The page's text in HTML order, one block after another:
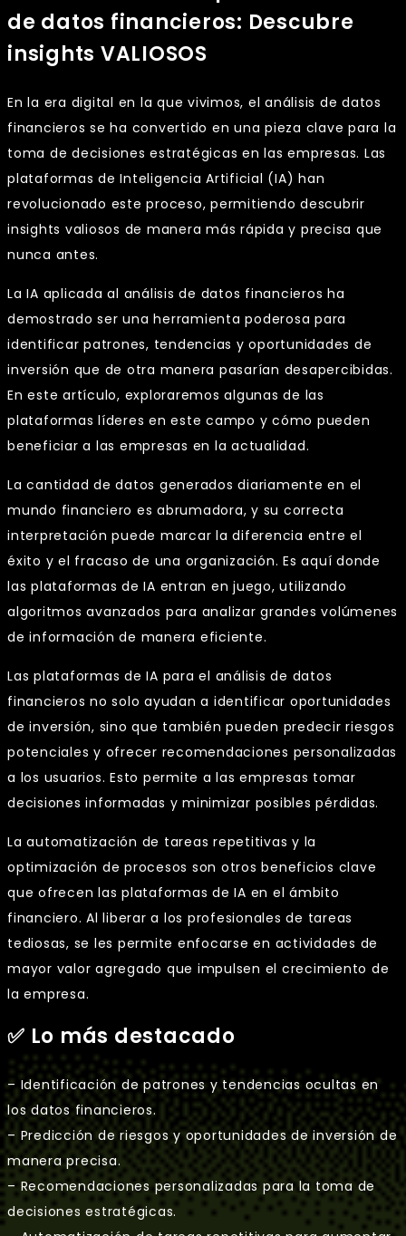
de datos financieros: Descubre
insights VALIOSOS
En la era digital en la que vivimos, el análisis de datos
financieros se ha convertido en una pieza clave para la
toma de decisiones estratégicas en las empresas. Las
plataformas de Inteligencia Artificial (IA) han
revolucionado este proceso, permitiendo descubrir
insights valiosos de manera más rápida y precisa que
nunca antes.
La IA aplicada al análisis de datos financieros ha
demostrado ser una herramienta poderosa para
identificar patrones, tendencias y oportunidades de
inversión que de otra manera pasarían desapercibidas.
En este artículo, exploraremos algunas de las
plataformas líderes en este campo y cómo pueden
beneficiar a las empresas en la actualidad.
La cantidad de datos generados diariamente en el
mundo financiero es abrumadora, y su correcta
interpretación puede marcar la diferencia entre el
éxito y el fracaso de una organización. Es aquí donde
las plataformas de IA entran en juego, utilizando
algoritmos avanzados para analizar grandes volúmenes
de información de manera eficiente.
Las plataformas de IA para el análisis de datos
financieros no solo ayudan a identificar oportunidades
de inversión, sino que también pueden predecir riesgos
potenciales y ofrecer recomendaciones personalizadas
a los usuarios. Esto permite a las empresas tomar
decisiones informadas y minimizar posibles pérdidas.
La automatización de tareas repetitivas y la
optimización de procesos son otros beneficios clave
que ofrecen las plataformas de IA en el ámbito
financiero. Al liberar a los profesionales de tareas
tediosas, se les permite enfocarse en actividades de
mayor valor agregado que impulsen el crecimiento de
la empresa.
✅ Lo más destacado
– Identificación de patrones y tendencias ocultas en
los datos financieros.
– Predicción de riesgos y oportunidades de inversión de
manera precisa.
– Recomendaciones personalizadas para la toma de
decisiones estratégicas.